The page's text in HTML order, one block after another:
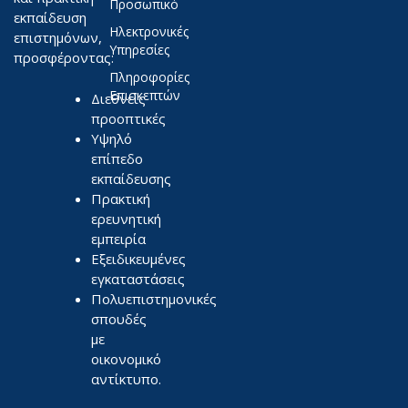
εκπαίδευση
επιστημόνων,
προσφέροντας:
Διεθνείς
προοπτικές
Υψηλό
επίπεδο
εκπαίδευσης
Πρακτική
ερευνητική
εμπειρία
Εξειδικευμένες
εγκαταστάσεις
Πολυεπιστημονικές
σπουδές
με
οικονομικό
αντίκτυπο.
Προσωπικό
Ηλεκτρονικές
Υπηρεσίες
Πληροφορίες
Επισκεπτών